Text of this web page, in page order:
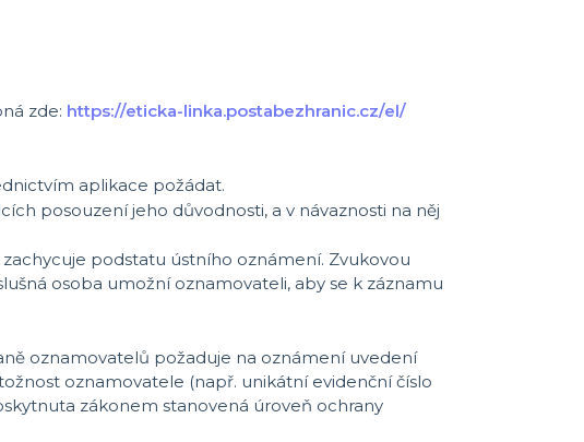
zde: https://eticka-linka.postabezhranic.cz/el/
aplikace požádat.
posouzení jeho důvodnosti, a v návaznosti na něj
podstatu ústního oznámení. Zvukovou
osoba umožní oznamovateli, aby se k záznamu
oznamovatelů požaduje na oznámení uvedení
oznamovatele (např. unikátní evidenční číslo
zákonem stanovená úroveň ochrany